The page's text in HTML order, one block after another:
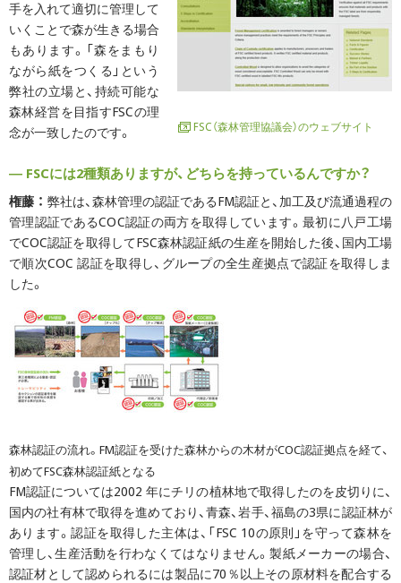
FSC（森林管理協議会）のウェブサイト
手を入れて適切に管理して
いくことで森が生きる場合
もあります。「森をまもり
ながら紙をつくる」という
弊社の立場と、持続可能な
森林経営を目指すFSCの理
念が一致したのです。
― FSCには2種類ありますが、どちらを持っているんですか？
権藤 ： 弊社は、森林管理の認証であるFM認証と、加工及び流通過程の
管理認証であるCOC認証の両方を取得しています。最初に八戸工場
でCOC認証を取得してFSC森林認証紙の生産を開始した後、国内工場
で順次COC 認証を取得し、グループの全生産拠点で認証を取得しま
した。
森林認証の流れ。FM認証を受けた森林からの木材がCOC認証拠点を経て、
初めてFSC森林認証紙となる
FM認証については2002 年にチリの植林地で取得したのを皮切りに、
国内の社有林で取得を進めており、青森、岩手、福島の3県に認証林が
あります。認証を取得した主体は、「FSC 10の原則」を守って森林を
管理し、生産活動を行わなくてはなりません。製紙メーカーの場合、
認証材として認められるには製品に70％以上その原材料を配合する